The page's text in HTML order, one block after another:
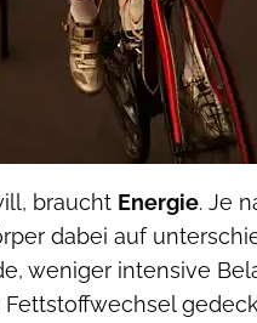
braucht Energie. Je
dabei auf
weniger intensive